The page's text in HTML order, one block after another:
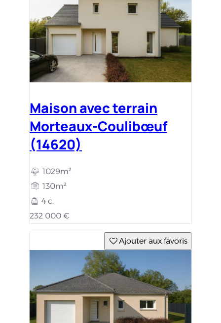
Maison avec terrain
Morteaux-Coulibœuf
(14620)
1029m²
130m²
4 c.
232 000 €
Ajouter aux favoris